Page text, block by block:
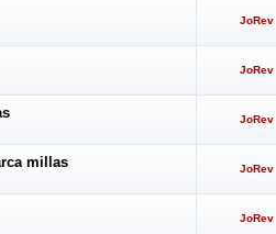
JoRev
JoRev
JoRev
millas JoRev
JoRev